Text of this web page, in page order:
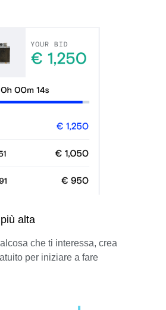
alta
che ti interessa, crea
per iniziare a fare